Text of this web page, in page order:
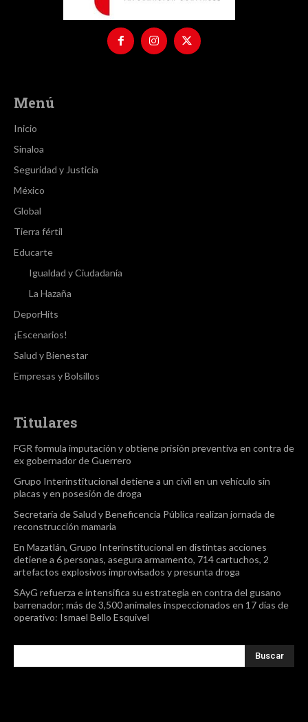
Menú
Inicio
Sinaloa
Seguridad y Justicia
México
Global
Tierra fértil
Educarte
Igualdad y Ciudadanía
La Hazaña
DeporHits
¡Escenarios!
Salud y Bienestar
Empresas y Bolsillos
Titulares
FGR formula imputación y obtiene prisión preventiva en contra de
ex gobernador de Guerrero
Grupo Interinstitucional detiene a un civil en un vehículo sin
placas y en posesión de droga
Secretaría de Salud y Beneficencia Pública realizan jornada de
reconstrucción mamaria
En Mazatlán, Grupo Interinstitucional en distintas acciones
detiene a 6 personas, asegura armamento, 714 cartuchos, 2
artefactos explosivos improvisados y presunta droga
SAyG refuerza e intensifica su estrategia en contra del gusano
barrenador; más de 3,500 animales inspeccionados en 17 días de
operativo: Ismael Bello Esquivel
Buscar